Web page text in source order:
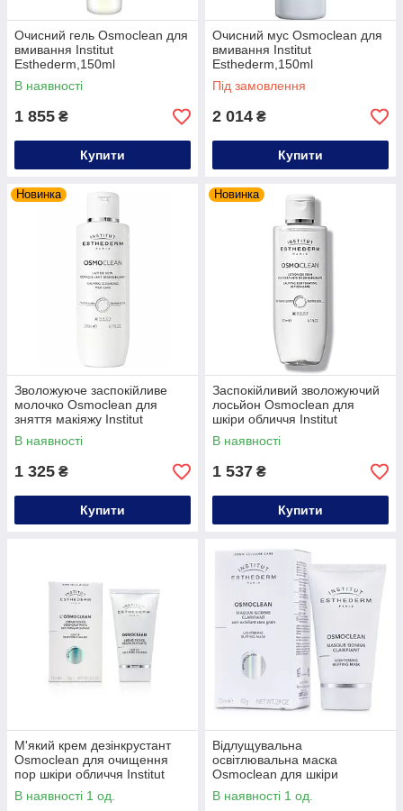
Очисний гель Osmoclean для
вмивання Institut
Esthederm,150ml
В наявності
1 855 ₴
Купити
Очисний мус Osmoclean для
вмивання Institut
Esthederm,150ml
Під замовлення
2 014 ₴
Купити
Новинка
Зволожуюче заспокійливе
молочко Osmoclean для
зняття макіяжу Institut
Esthederm,200ml
В наявності
1 325 ₴
Купити
Новинка
Заспокійливий зволожуючий
лосьйон Osmoclean для
шкіри обличчя Institut
Esthederm,200ml
В наявності
1 537 ₴
Купити
М'який крем дезінкрустант
Osmoclean для очищення
пор шкіри обличчя Institut
Esthederm,75ml
В наявності 1 од.
Відлущувальна
освітлювальна маска
Osmoclean для шкіри
обличчя Institut
Esthederm,75ml
В наявності 1 од.